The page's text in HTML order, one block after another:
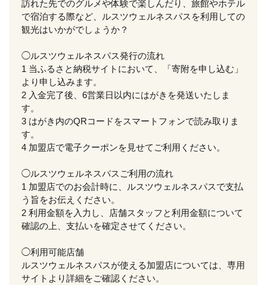
訪れた先でのグルメや体験で楽しんだり、旅館やホテル
で宿泊する際など、ルスツウェルネスパスを利用しての
観光はいかがでしょうか？
◯ルスツウェルネスパス発行の流れ
1 当ふるさと納税サイトにおいて、「寄附を申し込む」
より申し込みます。
2 入金完了後、6営業日以内にはがきを発送いたしま
す。
3 はがき内のQRコードをスマートフォンで読み取りま
す。
4 加盟店で電子クーポンを見せてご利用ください。
◯ルスツウェルネスパスご利用の流れ
1 加盟店でのお会計時に、ルスツウェルネスパスで支払
う旨をお伝えください。
2 利用金額を入力し、店舗スタッフと利用金額について
確認の上、支払いを確定させてください。
◯利用可能店舗
ルスツウェルネスパスが使える加盟店については、専用
サイトより詳細をご確認ください。